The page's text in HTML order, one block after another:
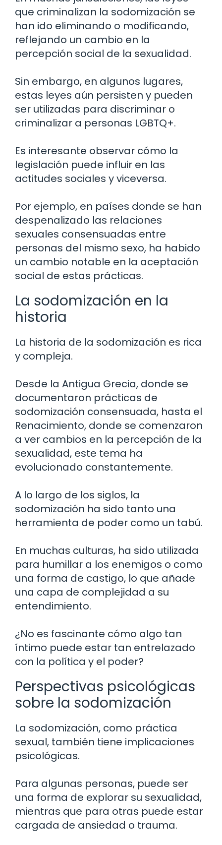
que criminalizan la sodomización se
han ido eliminando o modificando,
reflejando un cambio en la
percepción social de la sexualidad.
Sin embargo, en algunos lugares,
estas leyes aún persisten y pueden
ser utilizadas para discriminar o
criminalizar a personas LGBTQ+.
Es interesante observar cómo la
legislación puede influir en las
actitudes sociales y viceversa.
Por ejemplo, en países donde se han
despenalizado las relaciones
sexuales consensuadas entre
personas del mismo sexo, ha habido
un cambio notable en la aceptación
social de estas prácticas.
La sodomización en la
historia
La historia de la sodomización es rica
y compleja.
Desde la Antigua Grecia, donde se
documentaron prácticas de
sodomización consensuada, hasta el
Renacimiento, donde se comenzaron
a ver cambios en la percepción de la
sexualidad, este tema ha
evolucionado constantemente.
A lo largo de los siglos, la
sodomización ha sido tanto una
herramienta de poder como un tabú.
En muchas culturas, ha sido utilizada
para humillar a los enemigos o como
una forma de castigo, lo que añade
una capa de complejidad a su
entendimiento.
¿No es fascinante cómo algo tan
íntimo puede estar tan entrelazado
con la política y el poder?
Perspectivas psicológicas
sobre la sodomización
La sodomización, como práctica
sexual, también tiene implicaciones
psicológicas.
Para algunas personas, puede ser
una forma de explorar su sexualidad,
mientras que para otras puede estar
cargada de ansiedad o trauma.